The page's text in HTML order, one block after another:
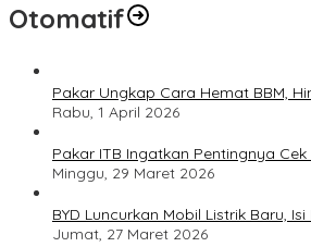
Otomatif
Pakar Ungkap Cara Hemat BBM,
Rabu, 1 April 2026
Pakar ITB Ingatkan Pentingnya
Minggu, 29 Maret 2026
BYD Luncurkan Mobil Listrik Baru,
Jumat, 27 Maret 2026